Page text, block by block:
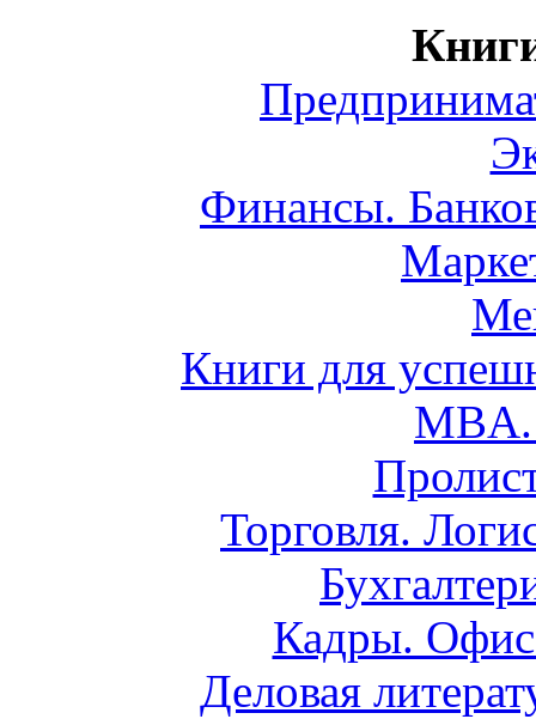
Финансы.
Книги для
MBA.
Торговля.
Кадры.
Деловая